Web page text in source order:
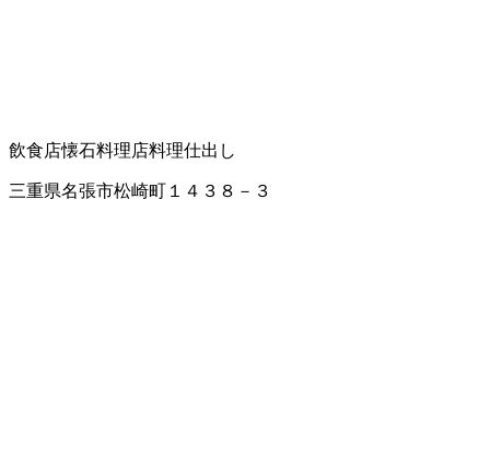
飲食店懐石料理店料理仕出し
三重県名張市松崎町１４３８－３